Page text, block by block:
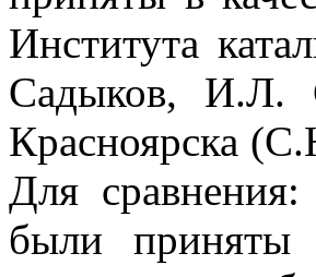
Института
Садыков,
Красноярска
Для
были приняты